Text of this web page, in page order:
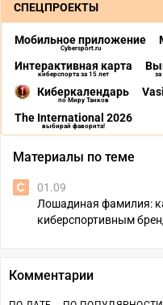
СПЕЦПРОЕКТЫ
Мобильное приложение
Cybersport.ru
Интерактивная карта
киберспорта за 15 лет
Киберкалендарь
по Миру Танков
The International 2026
выбирай фаворита!
Материалы по теме
01.09
Лошадиная фамилия:
киберспортивным
Комментарии